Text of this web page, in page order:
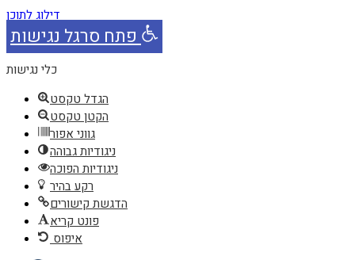
דילוג לתוכן
פתח סרגל נגישות
כלי נגישות
הגדל טקסט
הקטן טקסט
גווני אפור
ניגודיות גבוהה
ניגודיות הפוכה
רקע בהיר
הדגשת קישורים
פונט קריא
איפוס